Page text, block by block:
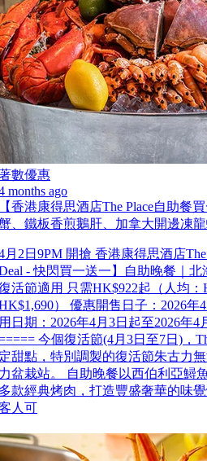
數優惠
months ago
香港康得思酒店The Place自助餐
、鐵板香煎鵝肝、加拿大開邊凍
月2日9PM 開搶 香港康得思酒店
- 快閃買一送一】自助晚餐｜北
活節適用 只需HK$922起（人均：
） 優惠開售日子：2026年
日期：2026年4月3日起至2026年4
今個復活節(4月3日至7日)，
甜點，特別調製的復活節朱古力
盆栽站。 自助晚餐以西伯利亞鱘
款經典烤肉，打造豐盛奢華的味
人可